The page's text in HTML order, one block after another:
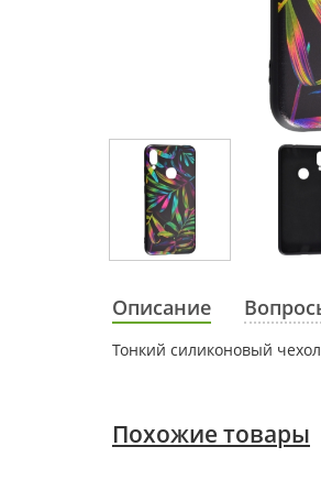
Описание
Тонкий силиконовый
Похожие товары